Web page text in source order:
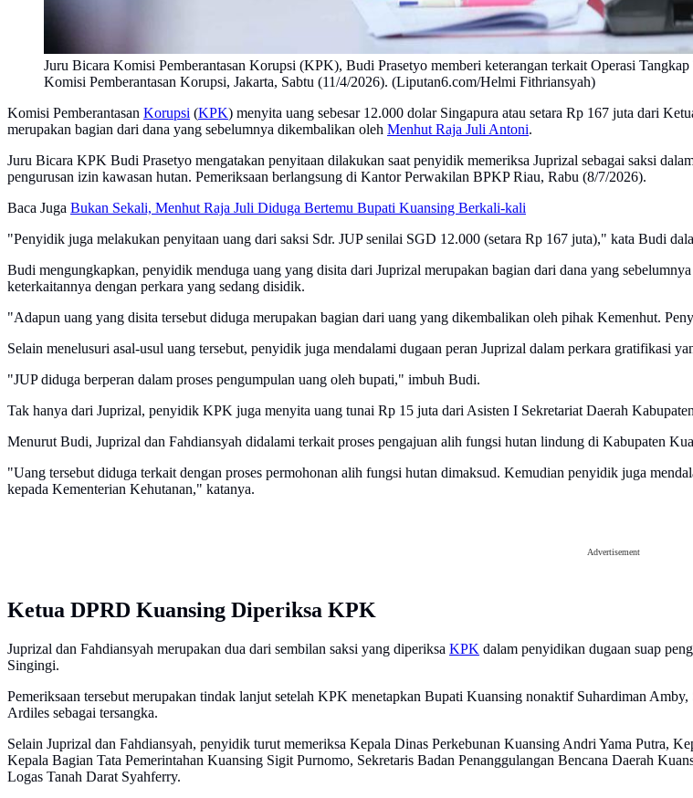
Juru Bicara Komisi Pemberantasan Korupsi (KPK), Budi Prasetyo memberi keterangan terkait Operasi
Komisi Pemberantasan Korupsi, Jakarta, Sabtu (11/4/2026). (Liputan6.com/Helmi Fithriansyah)
Komisi Pemberantasan Korupsi (KPK) menyita uang sebesar 12.000 dolar Singapura atau setara Rp 167 juta dari
merupakan bagian dari dana yang sebelumnya dikembalikan oleh Menhut Raja Juli Antoni.
Juru Bicara KPK Budi Prasetyo mengatakan penyitaan dilakukan saat penyidik memeriksa Juprizal sebagai saksi
pengurusan izin kawasan hutan. Pemeriksaan berlangsung di Kantor Perwakilan BPKP Riau, Rabu (8/7/2026).
Baca Juga Bukan Sekali, Menhut Raja Juli Diduga Bertemu Bupati Kuansing Berkali-kali
"Penyidik juga melakukan penyitaan uang dari saksi Sdr. JUP senilai SGD 12.000 (setara Rp 167 juta)," kata Budi
Budi mengungkapkan, penyidik menduga uang yang disita dari Juprizal merupakan bagian dari dana yang
keterkaitannya dengan perkara yang sedang disidik.
"Adapun uang yang disita tersebut diduga merupakan bagian dari uang yang dikembalikan oleh pihak Kemenhut.
Selain menelusuri asal-usul uang tersebut, penyidik juga mendalami dugaan peran Juprizal dalam perkara gratifikasi
"JUP diduga berperan dalam proses pengumpulan uang oleh bupati," imbuh Budi.
Tak hanya dari Juprizal, penyidik KPK juga menyita uang tunai Rp 15 juta dari Asisten I Sekretariat Daerah
Menurut Budi, Juprizal dan Fahdiansyah didalami terkait proses pengajuan alih fungsi hutan lindung di Kabupaten
"Uang tersebut diduga terkait dengan proses permohonan alih fungsi hutan dimaksud. Kemudian penyidik juga
kepada Kementerian Kehutanan," katanya.
Advertisement
Ketua DPRD Kuansing Diperiksa KPK
Juprizal dan Fahdiansyah merupakan dua dari sembilan saksi yang diperiksa KPK dalam penyidikan dugaan suap
Singingi.
Pemeriksaan tersebut merupakan tindak lanjut setelah KPK menetapkan Bupati Kuansing nonaktif Suhardiman
Ardiles sebagai tersangka.
Selain Juprizal dan Fahdiansyah, penyidik turut memeriksa Kepala Dinas Perkebunan Kuansing Andri Yama Putra,
Kepala Bagian Tata Pemerintahan Kuansing Sigit Purnomo, Sekretaris Badan Penanggulangan Bencana Daerah
Logas Tanah Darat Syahferry.